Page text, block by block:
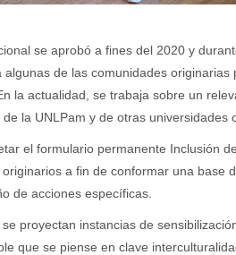
se aprobó a fines del 2020 y
algunas de las comunidades
la actualidad, se trabaja sobre un
la UNLPam y de otras
el formulario permanente Inclusión
a fin de conformar una base
de acciones específicas.
proyectan instancias de
que se piense en clave